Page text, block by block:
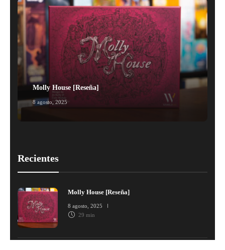
Molly House [Reseña]
8 agosto, 2025
Recientes
Molly House [Reseña]
8 agosto, 2025
29 min